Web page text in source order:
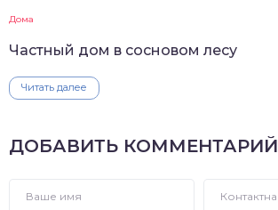
Дома
Частный дом в сосновом лесу
Читать далее
ДОБАВИТЬ КОММЕНТАРИЙ